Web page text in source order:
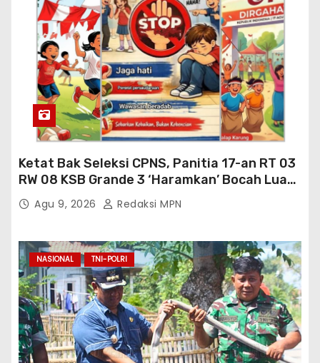
Ketat Bak Seleksi CPNS, Panitia 17-an RT 03
RW 08 KSB Grande 3 ‘Haramkan’ Bocah Luar
RT Ikut Lomba
Agu 9, 2026 Redaksi MPN
NASIONAL TNI-POLRI